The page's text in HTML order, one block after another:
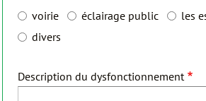
voirie éclairage public
les
divers
Description du dysfonctionnement